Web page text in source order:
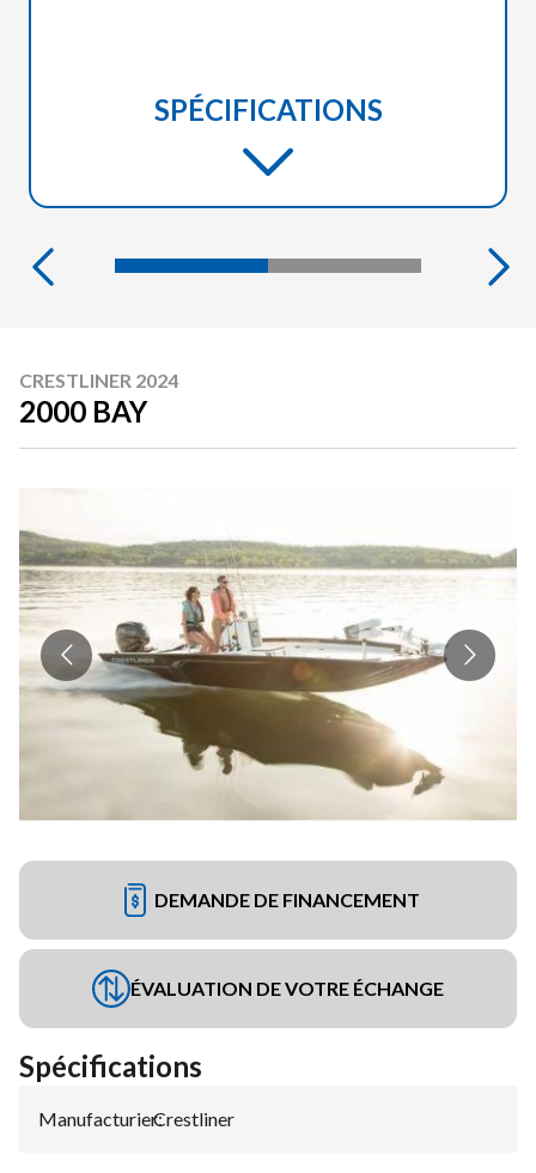
SPÉCIFICATIONS
CRESTLINER 2024
2000 BAY
DEMANDE DE FINANCEMENT
ÉVALUATION DE VOTRE ÉCHANGE
Spécifications
Manufacturier:
Crestliner